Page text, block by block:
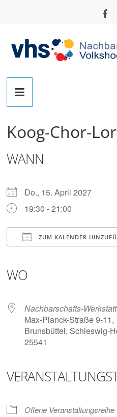
Werkstatt
Der
zum
Basteln,
Tüfteln,
Digitalisieren
Koog-Chor-
WANN
Do., 15. April 2027
19:30 - 21:00
ZUM KALENDER
WO
Nachbarschafts-Werkstatt
Max-Planck-Straße 9-11,
Brunsbüttel, Schleswig-
25541
Offene Veranstaltungsreihe